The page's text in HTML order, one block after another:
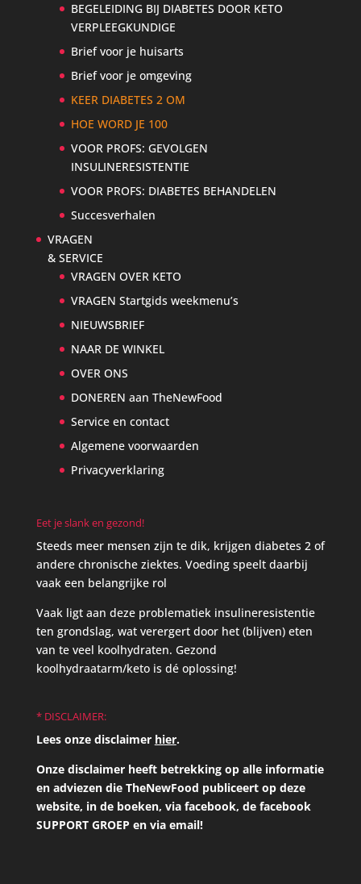
BEGELEIDING BIJ DIABETES DOOR KETO
VERPLEEGKUNDIGE
Brief voor je huisarts
Brief voor je omgeving
KEER DIABETES 2 OM
HOE WORD JE 100
VOOR PROFS: GEVOLGEN
INSULINERESISTENTIE
VOOR PROFS: DIABETES BEHANDELEN
Succesverhalen
VRAGEN
& SERVICE
VRAGEN OVER KETO
VRAGEN Startgids weekmenu’s
NIEUWSBRIEF
NAAR DE WINKEL
OVER ONS
DONEREN aan TheNewFood
Service en contact
Algemene voorwaarden
Privacyverklaring
Eet je slank en gezond!
Steeds meer mensen zijn te dik, krijgen diabetes 2 of
andere chronische ziektes. Voeding speelt daarbij
vaak een belangrijke rol
Vaak ligt aan deze problematiek insulineresistentie
ten grondslag, wat verergert door het (blijven) eten
van te veel koolhydraten. Gezond
koolhydraatarm/keto is dé oplossing!
* DISCLAIMER:
Lees onze disclaimer hier.
Onze disclaimer heeft betrekking op alle informatie
en adviezen die TheNewFood publiceert op deze
website, in de boeken, via facebook, de facebook
SUPPORT GROEP en via email!